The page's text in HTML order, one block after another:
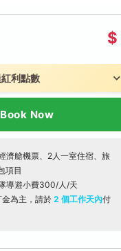
$
利點數
Book Now
濟艙機票、2人一室住宿、旅
項目
導遊小費300/人/天
為主，請於 2 個工作天內付